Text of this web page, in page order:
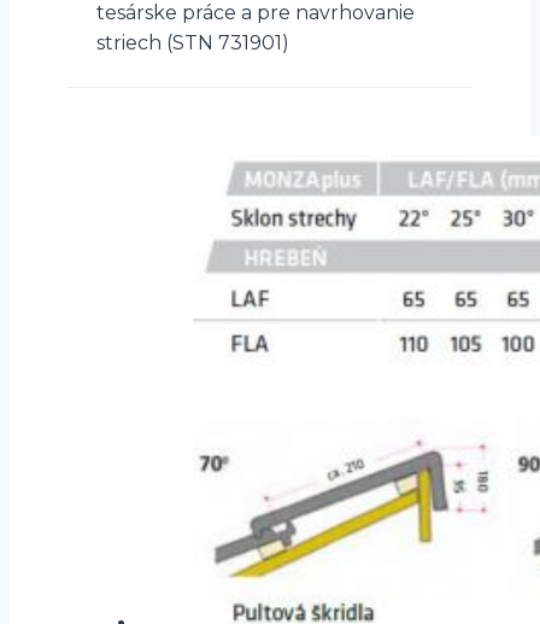
tesárske práce a pre navrhovanie
striech (STN 731901)